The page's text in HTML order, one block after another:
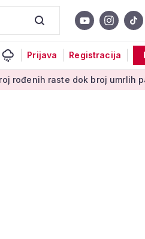
Prijava Registracija
dok broj umrlih pada: Prirodni